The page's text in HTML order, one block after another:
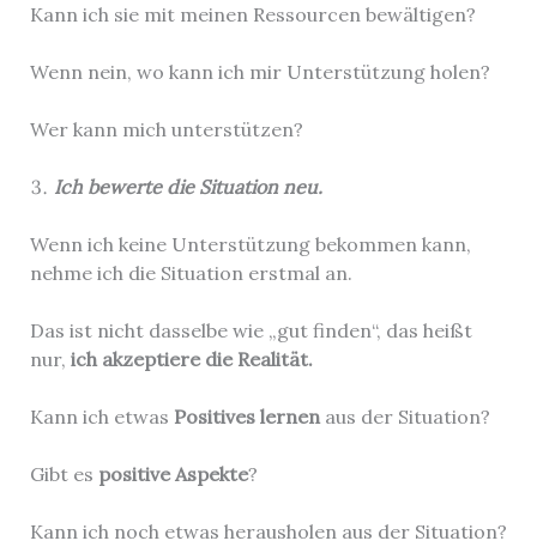
Kann ich sie mit meinen Ressourcen bewältigen?
Wenn nein, wo kann ich mir Unterstützung holen?
Wer kann mich unterstützen?
Ich bewerte die Situation neu.
Wenn ich keine Unterstützung bekommen kann,
nehme ich die Situation erstmal an.
Das ist nicht dasselbe wie „gut finden“, das heißt
nur, ich akzeptiere die Realität.
Kann ich etwas Positives lernenaus der Situation?
Gibt es positive Aspekte?
Kann ich noch etwas herausholen aus der Situation?